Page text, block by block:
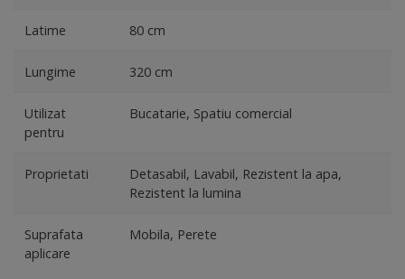
Latime 80 cm
Lungime 320 cm
Utilizat
pentru
Bucatarie, Spatiu comercial
Proprietati
Detasabil, Lavabil, Rezistent la apa,
Rezistent la lumina
Suprafata
aplicare
Mobila, Perete